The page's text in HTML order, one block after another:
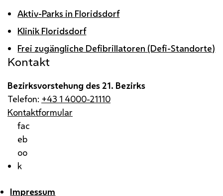
Aktiv-Parks in Floridsdorf
Klinik Floridsdorf
Frei zugängliche Defibrillatoren (Defi-Standorte)
Kontakt
Bezirksvorstehung des 21. Bezirks
Telefon: +43 1 4000-21110
Kontaktformular
fac
eb
oo
k
Impressum